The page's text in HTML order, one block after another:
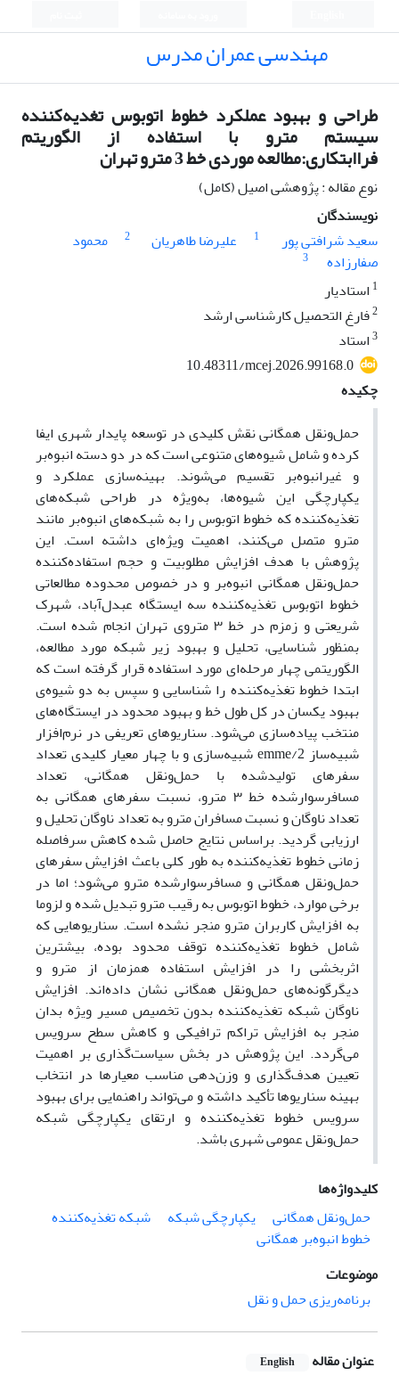
مهندسی عمران مدرس
طراحی و بهبود عملکرد خطوط اتوبوس تغدیه‌کننده
سیستم مترو با استفاده از الگوریتم
فراابتکاری:مطالعه موردی خط 3 مترو تهران
نوع مقاله : پژوهشی اصیل (کامل)
نویسندگان
سعید شرافتی پور
1 علیرضا طاهریان 2
محمود
صفارزاده
3
1 استادیار
2فارغ التحصیل کارشناسی ارشد
3استاد
10.48311/mcej.2026.99168.0
چکیده
حمل‌ونقل همگانی نقش کلیدی در توسعه پایدار شهری ایفا
کرده و شامل شیوه‌های متنوعی است که در دو دسته انبوه‌بر
و غیرانبوه‌بر تقسیم می‌شوند. بهینه‌سازی عملکرد و
یکپارچگی این شیوه‌ها، به‌ویژه در طراحی شبکه‌های
تغذیه‌کننده که خطوط اتوبوس را به شبکه‌های انبوه‌بر مانند
مترو متصل می‌کنند، اهمیت ویژه‌ای داشته است. این
پژوهش با هدف افزایش مطلوبیت و حجم استفاده‌کننده
حمل‌ونقل همگانی انبوه‌بر و در خصوص محدوده مطالعاتی
خطوط اتوبوس تغذیه‌کننده سه ایستگاه عبدل‌آباد، شهرک
شریعتی و زمزم در خط ۳ متروی تهران انجام شده است.
بمنظور شناسایی، تحلیل و بهبود زیر شبکه مورد مطالعه،
الگوریتمی چهار مرحله‌ای مورد استفاده قرار گرفته است که
ابتدا خطوط تغذیه‌کننده را شناسایی و سپس به دو شیوه‌ی
بهبود یکسان در کل طول خط و بهبود محدود در ایستگاه‌های
منتخب پیاده‌سازی می‌شود. سناریوهای تعریفی در نرم‌افزار
شبیه‌ساز emme/2 شبیه‌سازی و با چهار معیار کلیدی تعداد
سفرهای تولیدشده با حمل‌ونقل همگانی، تعداد
مسافرسوارشده خط ۳ مترو، نسبت سفرهای همگانی به
تعداد ناوگان و نسبت مسافران مترو به تعداد ناوگان تحلیل و
ارزیابی گردید. براساس نتایج حاصل شده کاهش سرفاصله
زمانی خطوط تغذیه‌کننده به طور کلی باعث افزایش سفرهای
حمل‌ونقل همگانی و مسافرسوارشده مترو می‌شود؛ اما در
برخی موارد، خطوط اتوبوس به رقیب مترو تبدیل شده و لزوما
به افزایش کاربران مترو منجر نشده است. سناریوهایی که
شامل خطوط تغذیه‌کننده توقف‌ محدود بوده، بیشترین
اثربخشی را در افزایش استفاده همزمان از مترو و
دیگرگونه‌های حمل‌ونقل همگانی نشان داده‌اند. افزایش
ناوگان شبکه تغذیه‌کننده بدون تخصیص مسیر ویژه بدان
منجر به افزایش تراکم ترافیکی و کاهش سطح سرویس
می‌گردد. این پژوهش در بخش سیاست‌گذاری بر اهمیت
تعیین هدف‌گذاری و وزن‌دهی مناسب معیارها در انتخاب
بهینه سناریوها تأکید داشته و می‌تواند راهنمایی برای بهبود
سرویس خطوط تغذیه‌کننده و ارتقای یکپارچگی شبکه
حمل‌ونقل عمومی شهری باشد.
کلیدواژه‌ها
حمل‌ونقل همگانی
یکپارچگی شبکه
شبکه تغذیه‌کننده
خطوط انبوه‌بر همگانی
موضوعات
برنامه‌ریزی حمل و نقل
عنوان مقاله English